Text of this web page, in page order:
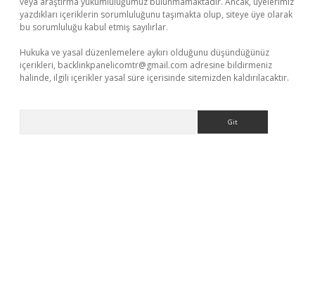
yazdıkları içeriklerin sorumluluğunu taşımakta olup, siteye üye olarak
bu sorumluluğu kabul etmiş sayılırlar.
Hukuka ve yasal düzenlemelere aykırı olduğunu düşündüğünüz
içerikleri, backlinkpanelicomtr@gmail.com adresine bildirmeniz
halinde, ilgili içerikler yasal süre içerisinde sitemizden kaldırılacaktır.